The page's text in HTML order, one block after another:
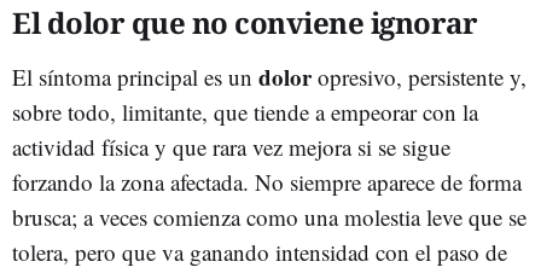
El dolor que no conviene ignorar
El síntoma principal es un doloropresivo, persistente y,
sobre todo, limitante, que tiende a empeorar con la
actividad física y que rara vez mejora si se sigue
forzando la zona afectada. No siempre aparece de forma
brusca; a veces comienza como una molestia leve que se
tolera, pero que va ganando intensidad con el paso de